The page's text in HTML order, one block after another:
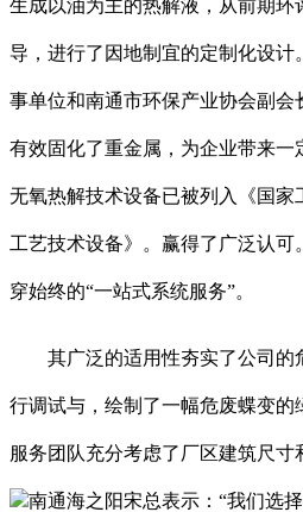
生成以油为主的热解液，从前期环
导，进行了因地制宜的定制化设计
事单位和南通市环保产业协会副会
有效固化了重金属，为企业带来一
无氧热解技术设备已被列入《国家
工艺技术设备》。赢得了广泛认
穿始终的“一站式系统服务”。
其广泛的适用性夯实了公司的
行调试与，绘制了一幅危废蝶变的
服务团队充分考虑了厂区建筑尺寸
南通海之阳宋总表示：“我们选